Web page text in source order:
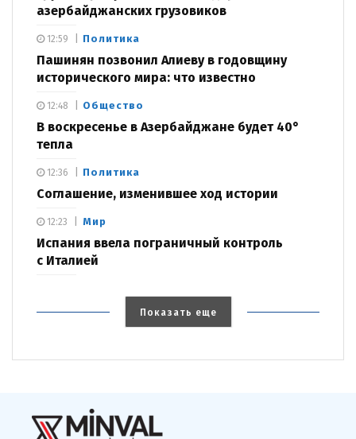
азербайджанских грузовиков
Политика
Пашинян позвонил Алиеву в годовщину
исторического мира: что известно
12:59
Общество
В воскресенье в Азербайджане будет 40°
тепла
12:48
Политика
Соглашение, изменившее ход истории
12:36
Мир
Испания ввела пограничный контроль
с Италией
12:23
Показать еще